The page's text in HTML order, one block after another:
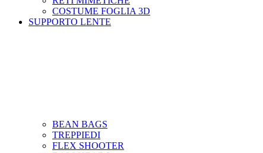
COSTUME FOGLIA 3D
SUPPORTO LENTE
BEAN BAGS
TREPPIEDI
FLEX SHOOTER